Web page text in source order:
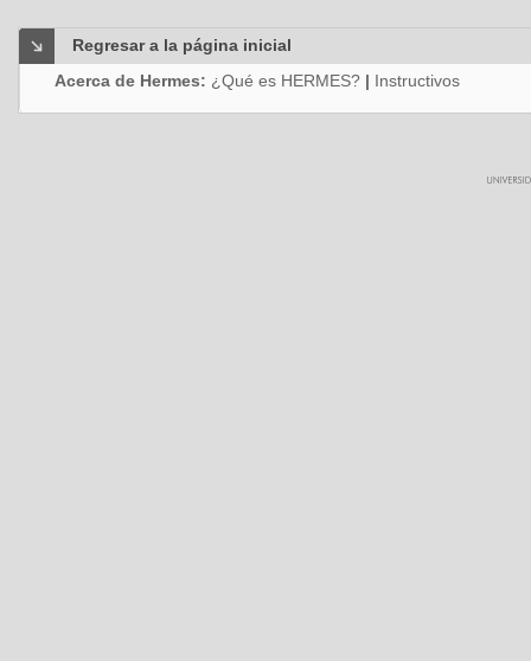
Regresar a la página inicial
Acerca de Hermes: ¿Qué es HERMES? | Instructivos